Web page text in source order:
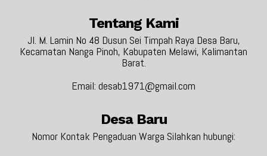
Tentang Kami
Jl. M. Lamin No 48 Dusun Sei Timpah Raya Desa Baru,
Kecamatan Nanga Pinoh, Kabupaten Melawi, Kalimantan
Barat.
Email: desab1971@gmail.com
Desa Baru
Nomor Kontak Pengaduan Warga Silahkan hubungi: